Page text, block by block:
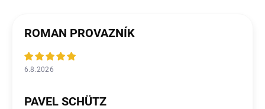
ROMAN PROVAZNÍK
6.8.2026
PAVEL SCHÜTZ